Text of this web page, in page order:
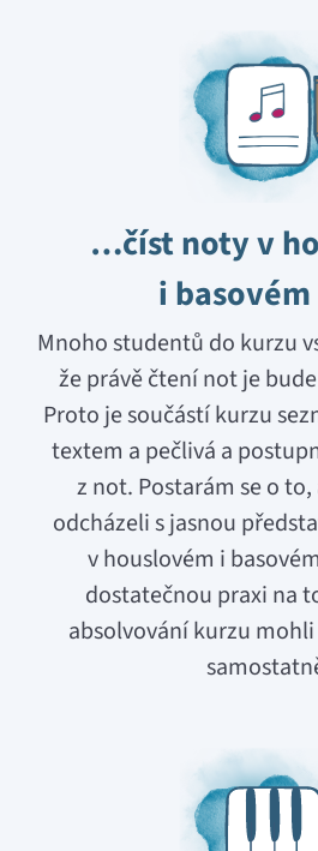
…číst noty v
i
Mnoho studentů do kurzu
že právě čtení not je
Proto je součástí kurzu
textem a pečlivá a
z not. Postarám se o
odcházeli s jasnou
v houslovém i
dostatečnou praxi na
absolvování kurzu